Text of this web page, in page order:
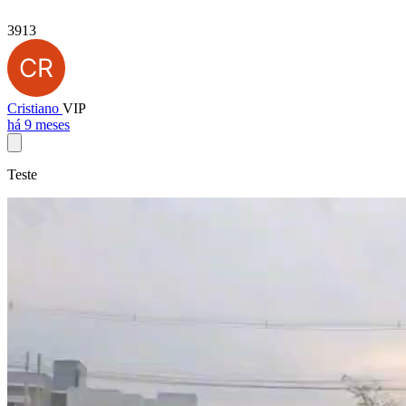
3913
Cristiano VIP
há 9 meses
Teste